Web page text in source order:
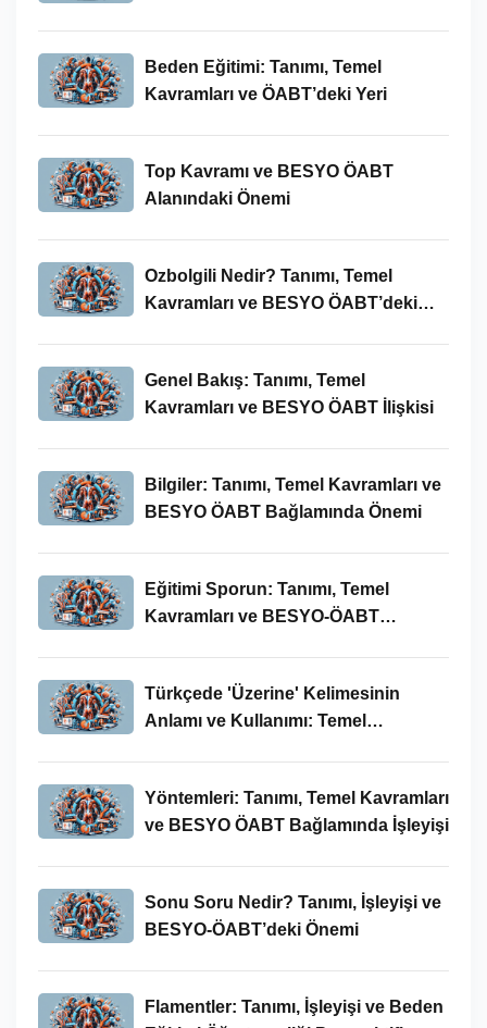
Beden Eğitimi: Tanımı, Temel
Kavramları ve ÖABT’deki Yeri
Top Kavramı ve BESYO ÖABT
Alanındaki Önemi
Ozbolgili Nedir? Tanımı, Temel
Kavramları ve BESYO ÖABT’deki
Genel Bakış: Tanımı, Temel
Kavramları ve BESYO ÖABT İlişkisi
Bilgiler: Tanımı, Temel Kavramları ve
BESYO ÖABT Bağlamında Önemi
Eğitimi Sporun: Tanımı, Temel
Kavramları ve BESYO-ÖABT
Türkçede 'Üzerine' Kelimesinin
Anlamı ve Kullanımı: Temel
Yöntemleri: Tanımı, Temel Kavramları
ve BESYO ÖABT Bağlamında İşleyişi
Sonu Soru Nedir? Tanımı, İşleyişi ve
BESYO-ÖABT’deki Önemi
Flamentler: Tanımı, İşleyişi ve Beden